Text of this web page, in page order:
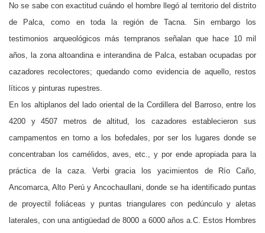
No se sabe con exactitud cuándo el hombre llegó al territorio del distrito
de Palca, como en toda la región de Tacna. Sin embargo los
testimonios arqueológicos más tempranos señalan que hace 10 mil
años, la zona altoandina e interandina de Palca, estaban ocupadas por
cazadores recolectores; quedando como evidencia de aquello, restos
líticos y pinturas rupestres.
En los altiplanos del lado oriental de la Cordillera del Barroso, entre los
4200 y 4507 metros de altitud, los cazadores establecieron sus
campamentos en torno a los bofedales, por ser los lugares donde se
concentraban los camélidos, aves, etc., y por ende apropiada para la
práctica de la caza. Verbi gracia los yacimientos de Río Caño,
Ancomarca, Alto Perú y Ancochaullani, donde se ha identificado puntas
de proyectil foliáceas y puntas triangulares con pedúnculo y aletas
laterales, con una antigüedad de 8000 a 6000 años a.C. Estos Hombres